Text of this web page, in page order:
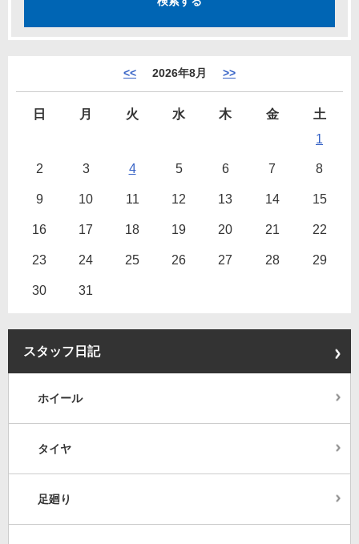
<< 2026年8月 >>
日 月 火 水 木 金
土
1
2 3 4 5 6 7 8
9 10 11 12 13 14 15
16 17 18 19 20 21 22
23 24 25 26 27 28 29
30 31
スタッフ日記
ホイール
タイヤ
足廻り